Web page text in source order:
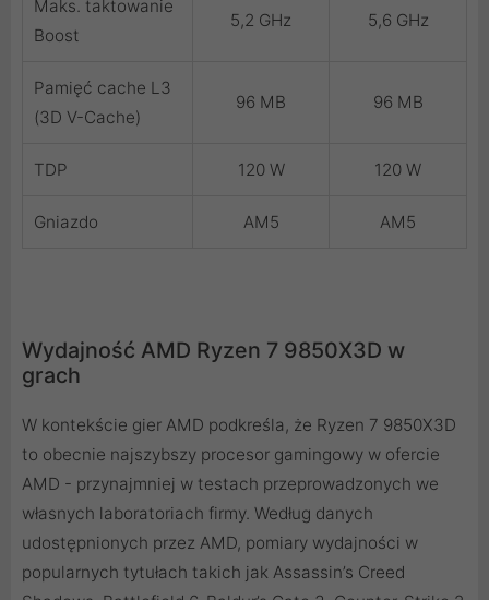
Maks. taktowanie
Boost
5,2 GHz 5,6 GHz
Pamięć cache L3
(3D V-Cache)
96 MB 96 MB
TDP 120 W 120 W
Gniazdo AM5 AM5
Wydajność AMD Ryzen 7 9850X3D w
grach
W kontekście gier AMD podkreśla, że Ryzen 7 9850X3D
to obecnie najszybszy procesor gamingowy w ofercie
AMD - przynajmniej w testach przeprowadzonych we
własnych laboratoriach firmy. Według danych
udostępnionych przez AMD, pomiary wydajności w
popularnych tytułach takich jak Assassin’s Creed